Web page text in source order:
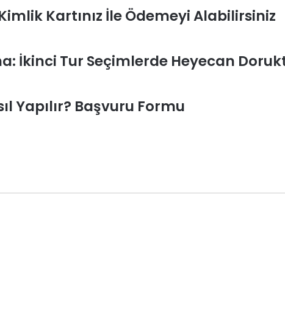
Kartınız İle Ödemeyi Alabilirsiniz
İkinci Tur Seçimlerde Heyecan
Yapılır? Başvuru Formu